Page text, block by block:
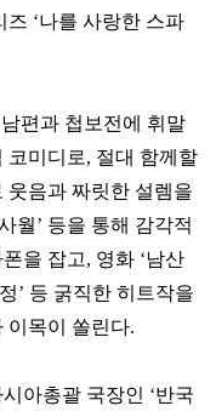
‘나를 사랑한 스파
편과 첩보전에 휘말
코미디로, 절대 함께할
웃음과 짜릿한 설렘을
월’ 등을 통해 감각적
을 잡고, 영화 ‘남산
’ 등 굵직한 히트작을
이목이 쏠린다.
아총괄 국장인 ‘반국